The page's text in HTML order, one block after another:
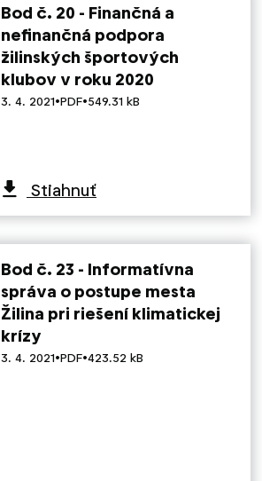
Bod č. 20 - Finančná a
nefinančná podpora
žilinských športových
klubov v roku 2020
3. 4. 2021·PDF·549.31 kB
Stiahnuť
Bod č. 23 - Informatívna
správa o postupe mesta
Žilina pri riešení klimatickej
krízy
3. 4. 2021·PDF·423.52 kB